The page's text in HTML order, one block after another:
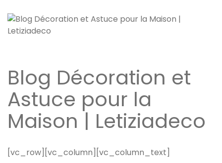
Blog Décoration et
Astuce pour la
Maison | Letiziadeco
[vc_row][vc_column][vc_column_text]